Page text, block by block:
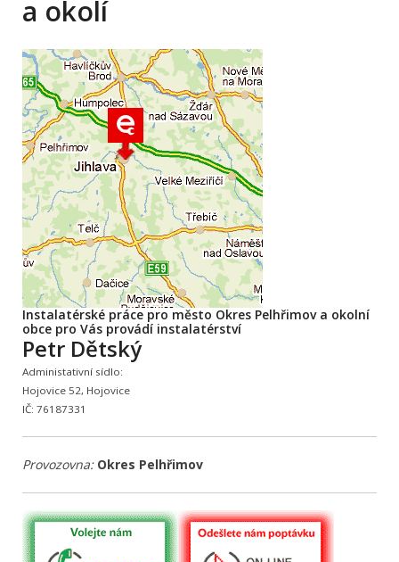
a okolí
Instalatérské práce pro město Okres Pelhřimov a okolní
obce pro Vás provádí instalatérství
Petr Dětský
Administativní sídlo:
Hojovice 52, Hojovice
IČ: 76187331
Provozovna: Okres Pelhřimov